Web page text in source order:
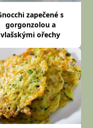
zapečené s
gorgonzolou a
vlašskými ořechy